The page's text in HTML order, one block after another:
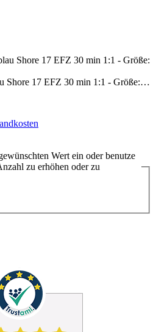
Shore 17 EFZ 30 min 1:1 - Größe:…
Wert ein oder benutze
zu erhöhen oder zu